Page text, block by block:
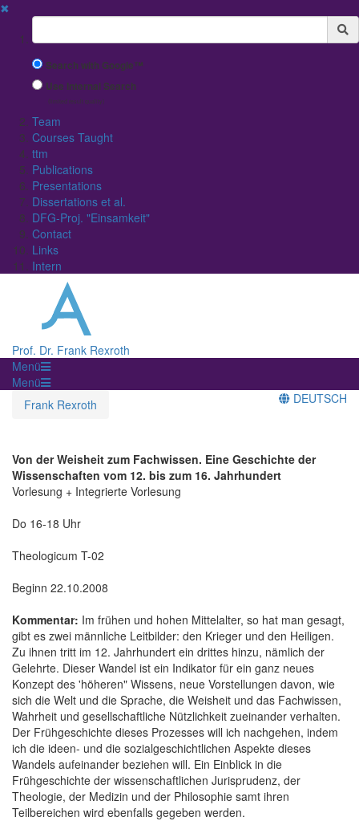
✖
Suchbegriff
Search with Google™
Use Internal Search
(limited result quality)
Team
Courses Taught
ttm
Publications
Presentations
Dissertations et al.
DFG-Proj. "Einsamkeit"
Contact
Links
Intern
Prof. Dr. Frank Rexroth
Menü
Menü
Frank Rexroth
DEUTSCH
Von der Weisheit zum Fachwissen. Eine Geschichte der
Wissenschaften vom 12. bis zum 16. Jahrhundert
Vorlesung + Integrierte Vorlesung
Do 16-18 Uhr
Theologicum T-02
Beginn 22.10.2008
Kommentar: Im frühen und hohen Mittelalter, so hat man gesagt,
gibt es zwei männliche Leitbilder: den Krieger und den Heiligen.
Zu ihnen tritt im 12. Jahrhundert ein drittes hinzu, nämlich der
Gelehrte. Dieser Wandel ist ein Indikator für ein ganz neues
Konzept des 'höheren" Wissens, neue Vorstellungen davon, wie
sich die Welt und die Sprache, die Weisheit und das Fachwissen,
Wahrheit und gesellschaftliche Nützlichkeit zueinander verhalten.
Der Frühgeschichte dieses Prozesses will ich nachgehen, indem
ich die ideen- und die sozialgeschichtlichen Aspekte dieses
Wandels aufeinander beziehen will. Ein Einblick in die
Frühgeschichte der wissenschaftlichen Jurisprudenz, der
Theologie, der Medizin und der Philosophie samt ihren
Teilbereichen wird ebenfalls gegeben werden.